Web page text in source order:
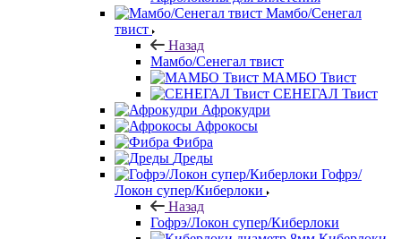
Мамбо/Сенегал
твист
Назад
Мамбо/Сенегал твист
МАМБО Твист
СЕНЕГАЛ Твист
Афрокудри
Афрокосы
Фибра
Дреды
Гофрэ/
Локон супер/Киберлоки
Назад
Гофрэ/Локон супер/Киберлоки